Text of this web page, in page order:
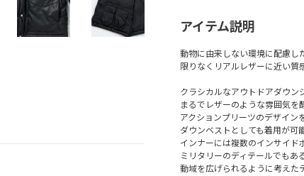
アイテム説明
動物に由来しない環境に配慮し
限りなくリアルレザーに近い質
クラシカルなアウトドアダウン
まるでレザーのような雰囲気を
アクションプリーツのデザイン
ダウンベストとしても着用が可
インナーには複数のインサイド
ミリタリーのディテールでもあ
動域を広げられるように考えた